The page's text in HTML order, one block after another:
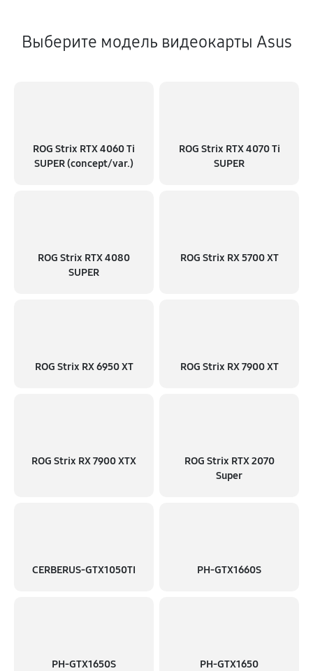
Выберите модель видеокарты Asus
ROG Strix RTX 4060 Ti
SUPER (concept/var.)
ROG Strix RTX 4070 Ti
SUPER
ROG Strix RTX 4080
SUPER
ROG Strix RX 5700 XT
ROG Strix RX 6950 XT ROG Strix RX 7900 XT
ROG Strix RX 7900 XTX
ROG Strix RTX 2070
Super
CERBERUS-GTX1050TI PH-GTX1660S
PH-GTX1650S PH-GTX1650